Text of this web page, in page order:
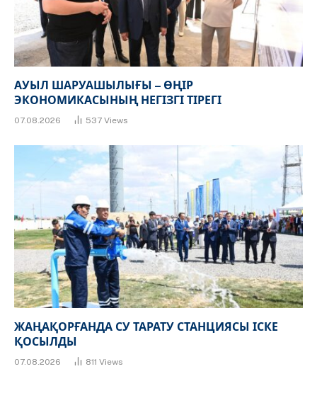
АУЫЛ ШАРУАШЫЛЫҒЫ – ӨҢІР
ЭКОНОМИКАСЫНЫҢ НЕГІЗГІ ТІРЕГІ
07.08.2026 537 Views
ЖАҢАҚОРҒАНДА СУ ТАРАТУ СТАНЦИЯСЫ ІСКЕ
ҚОСЫЛДЫ
07.08.2026 811 Views